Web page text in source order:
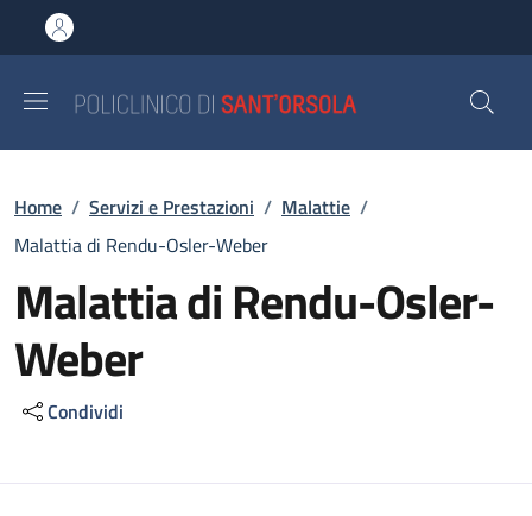
al contenuto principale
to footer content
Briciole di pane
Home / Servizi e Prestazioni / Malattie /
Malattia di Rendu-Osler-Weber
Malattia di Rendu-Osler-
Weber
Condividi